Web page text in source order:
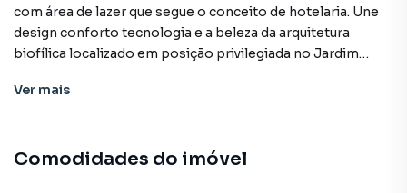
com área de lazer que segue o conceito de hotelaria. Une
design conforto tecnologia e a beleza da arquitetura
biofílica localizado em posição privilegiada no Jardim
pronto com as últimas unidades disponíveis. Preço e
Ver mais
Comodidades do imóvel